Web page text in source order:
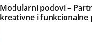
Modularni podovi –
kreativne i funkcionalne